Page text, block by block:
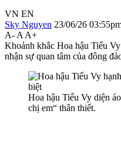
VN EN
Sky Nguyen 23/06/26
A- A A+
Khoảnh khắc Hoa hậu Tiểu
nhận sự quan tâm của đông
Hoa hậu Tiểu Vy diện
chị em“ thân thiết.